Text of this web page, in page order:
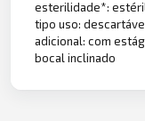
esterilidade*:
tipo uso:
adicional: com
bocal inclinado